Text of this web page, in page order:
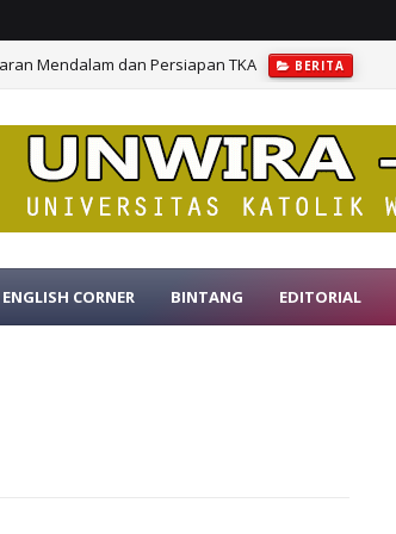
Mendalam dan Persiapan TKA BERITA
ENGLISH CORNER BINTANG EDITORIAL